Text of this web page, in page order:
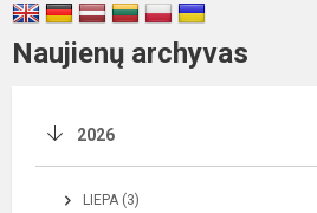
Naujienų archyvas
2026
LIEPA (3)